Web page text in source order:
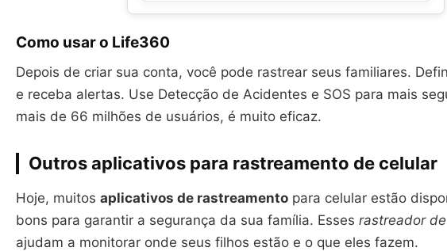
Como usar o Life360
Depois de criar sua conta, você pode rastrear seus familiares.
e receba alertas. Use Detecção de Acidentes e SOS para mais
mais de 66 milhões de usuários, é muito eficaz.
Outros aplicativos para rastreamento de celular
Hoje, muitos aplicativos de rastreamento para celular estão
bons para garantir a segurança da sua família. Esses rastreador
ajudam a monitorar onde seus filhos estão e o que eles fazem.